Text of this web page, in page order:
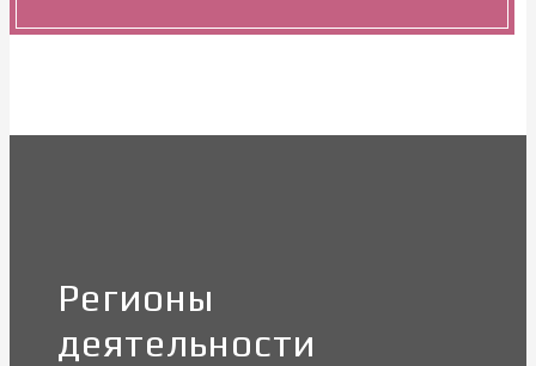
Регионы
деятельности